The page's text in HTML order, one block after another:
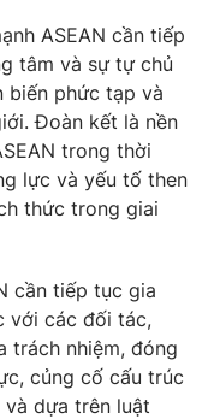
tử số 483/GP-BTTTT
Phạm Quốc Thắng,
355 932
ASEAN cần tiếp
tâm và sự tự chủ
biến phức tạp và
Đoàn kết là nền
trong thời
lực và yếu tố then
thức trong giai
cần tiếp tục gia
với các đối tác,
trách nhiệm, đóng
củng cố cấu trúc
dựa trên luật